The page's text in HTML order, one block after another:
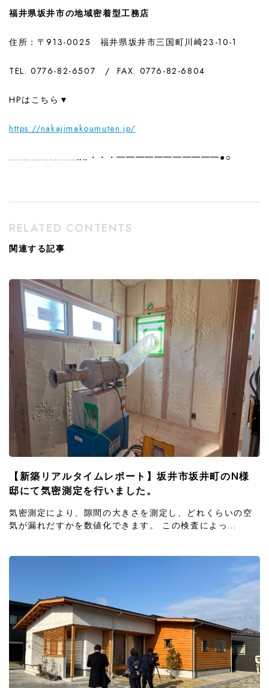
福井県坂井市の地域密着型工務店
住所：〒913-0025 福井県坂井市三国町川崎23-10-1
TEL. 0776-82-6507 / FAX. 0776-82-6804
HPはこちら▼
https://nakajimakoumuten.jp/
………………………‥‥・・・━━━━━━━━━━━●○
RELATED CONTENTS
関連する記事
【新築リアルタイムレポート】坂井市坂井町のN様
邸にて気密測定を行いました。
気密測定により、隙間の大きさを測定し、どれくらいの空
気が漏れだすかを数値化できます。 この検査によっ...